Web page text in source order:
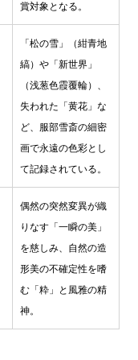
賞対象となる。
「松の雪」（紺青地
縞）や「新世界」
（浅葱色霞覆輪）、
失われた「黄花」な
ど、服部雪斎の細密
画で永遠の色彩とし
て記録されている。
偶然の突然変異が織
りなす「一瞬の美」
を慈しみ、自然の造
形美の不確定性を嗜
む「粋」と風雅の精
神。